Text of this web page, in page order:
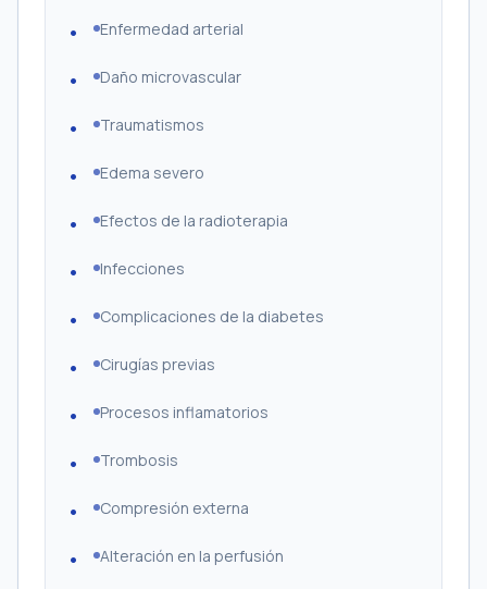
Enfermedad arterial
Daño microvascular
Traumatismos
Edema severo
Efectos de la radioterapia
Infecciones
Complicaciones de la diabetes
Cirugías previas
Procesos inflamatorios
Trombosis
Compresión externa
Alteración en la perfusión